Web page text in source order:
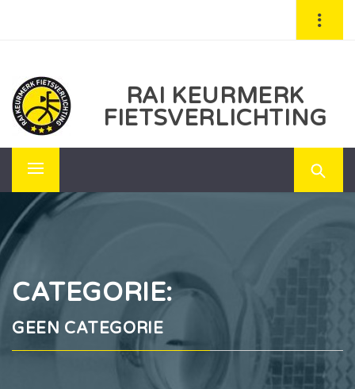
RAI KEURMERK
FIETSVERLICHTING
Primary
Menu
CATEGORIE:
GEEN CATEGORIE